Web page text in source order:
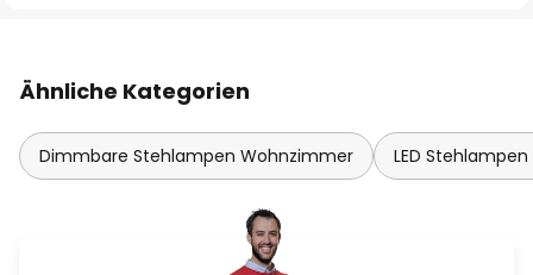
Ähnliche Kategorien
Dimmbare Stehlampen Wohnzimmer LED